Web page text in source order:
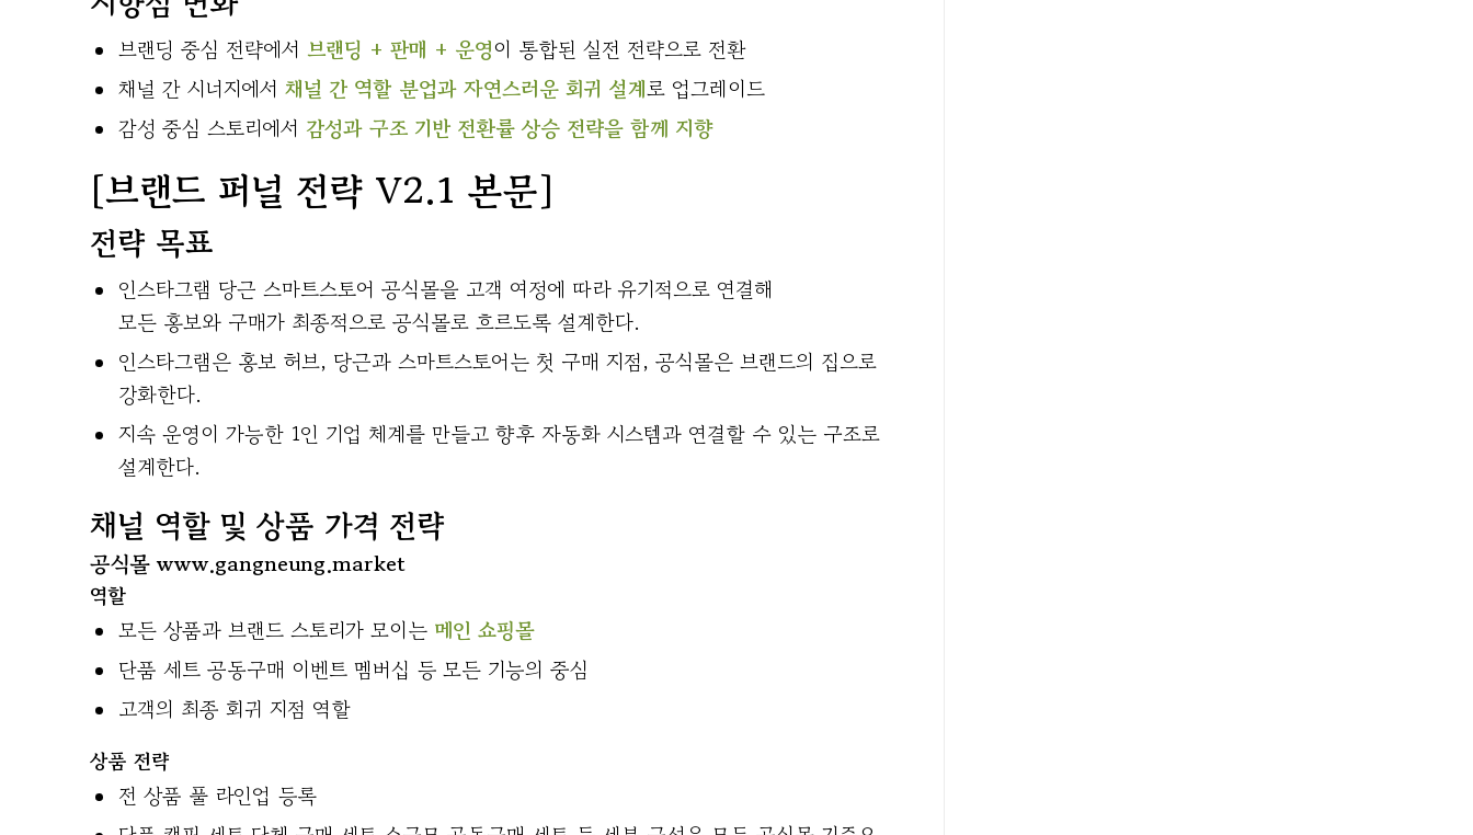
브랜딩 중심 전략에서 브랜딩 + 판매 + 운영이 통합된 실전 전략으로 전환
채널 간 시너지에서 채널 간 역할 분업과 자연스러운 회귀 설계로 업그레이드
감성 중심 스토리에서 감성과 구조 기반 전환률 상승 전략을 함께 지향
[브랜드 퍼널 전략 V2.1 본문]
전략 목표
인스타그램 당근 스마트스토어 공식몰을 고객 여정에 따라 유기적으로 연결해
모든 홍보와 구매가 최종적으로 공식몰로 흐르도록 설계한다.
인스타그램은 홍보 허브, 당근과 스마트스토어는 첫 구매 지점, 공식몰은 브랜드의 집으로
강화한다.
지속 운영이 가능한 1인 기업 체계를 만들고 향후 자동화 시스템과 연결할 수 있는 구조로
설계한다.
채널 역할 및 상품 가격 전략
공식몰 www.gangneung.market
역할
모든 상품과 브랜드 스토리가 모이는 메인 쇼핑몰
단품 세트 공동구매 이벤트 멤버십 등 모든 기능의 중심
고객의 최종 회귀 지점 역할
상품 전략
전 상품 풀 라인업 등록